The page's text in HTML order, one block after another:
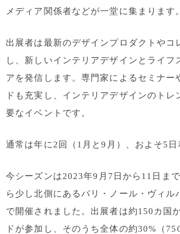
メディア関係者などが一堂に集まります。
出展者は最新のデザインプロダクトやコ
し、新しいインテリアデザインとライフ
アを発信します。専門家によるセミナー
ドも充実し、インテリアデザインのトレ
要なイベントです。
通常は年に2回（1月と9月）、およそ5日
今シーズンは2023年9月7日から11日ま
ら少し北側にあるパリ・ノール・ヴィル
で開催されました。出展者は約150カ国
ドが参加し、そのうち全体の約30%（